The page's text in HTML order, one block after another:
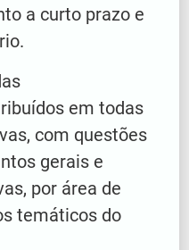
a curto prazo e
em todas
com questões
gerais e
por área de
temáticos do